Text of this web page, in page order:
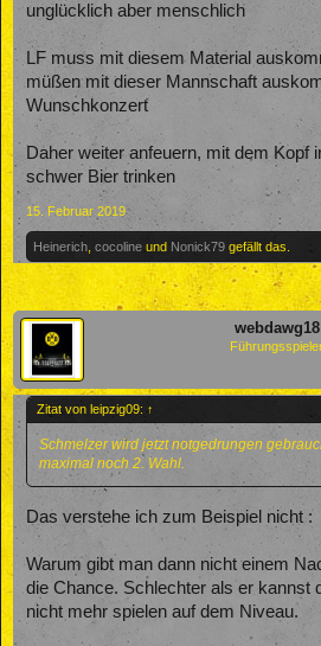
unglücklich aber menschlich
LF muss mit diesem Material
müßen mit dieser Mannschaft
Wunschkonzert
Daher weiter anfeuern, mit dem Kopf
schwer Bier trinken
15. Februar 2019
Heinerich cocoline und Nonick79 gefällt das.
webdawg18
Zitat von leipzig09: ↑
Schmelzer wird jetzt notgedrungen
maximal noch 2. Wahl.
Das verstehe ich zum Beispiel nicht :
Warum gibt man dann nicht einem
die Chance. Schlechter als er kannst
nicht mehr spielen auf dem Niveau.